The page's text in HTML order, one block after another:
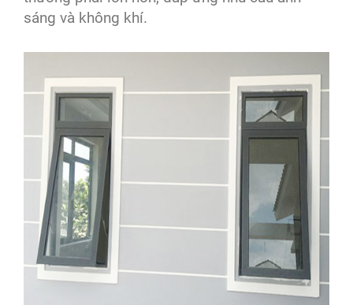
sáng và không khí.